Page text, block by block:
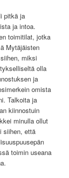
pitkä ja
ja intoa.
toimitilat, jotka
Mytäjäisten
miksi
olla
ja
omista
Talkoita ja
kiinnostuin
minulla ollut
siihen, että
toimin useana